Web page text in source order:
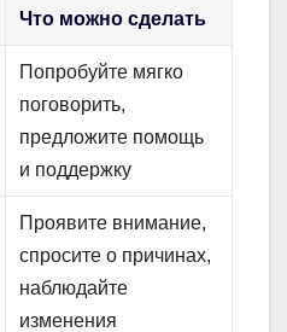
Что можно сделать
Попробуйте мягко
поговорить,
предложите помощь
и поддержку
Проявите внимание,
спросите о причинах,
наблюдайте
изменения